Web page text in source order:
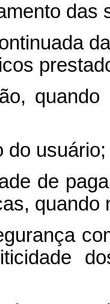
das
do usuário;
de
quando